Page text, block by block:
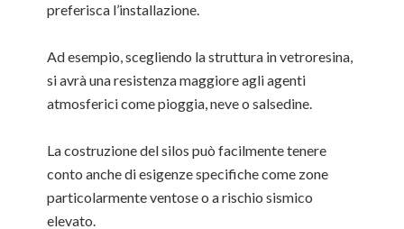
preferisca l’installazione.
Ad esempio, scegliendo la struttura in vetroresina,
si avrà una resistenza maggiore agli agenti
atmosferici come pioggia, neve o salsedine.
La costruzione del silos può facilmente tenere
conto anche di esigenze specifiche come zone
particolarmente ventose o a rischio sismico
elevato.